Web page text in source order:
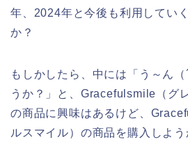
年、2024年と今後も利用してい
か？
もしかしたら、中には「う～ん（
うか？」と、Gracefulsmile（グ
の商品に興味はあるけど、
ルスマイル）の商品を購入しよ